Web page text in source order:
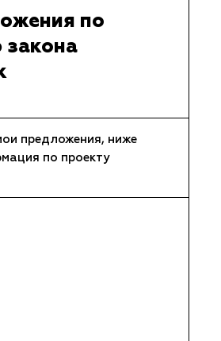
по
закона
предложения, ниже
по проекту